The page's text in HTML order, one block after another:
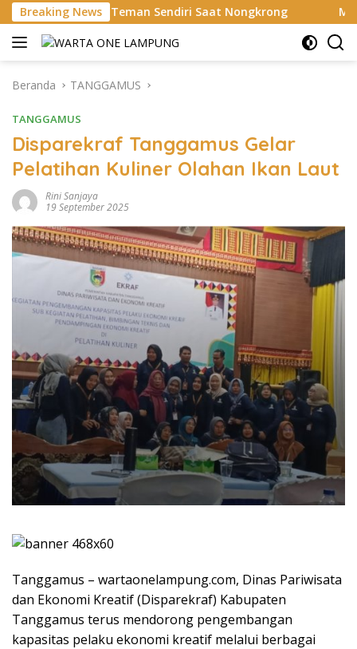
Langsung
ke
konten
Breaking News
Teman Sendiri Saat Nongkrong MV Cape San Juan
Beranda TANGGAMUS
TANGGAMUS
Disparekraf Tanggamus Gelar
Pelatihan Kuliner Olahan Ikan Laut
Rini Sanjaya
19 September 2025
Tanggamus – wartaonelampung.com, Dinas Pariwisata
dan Ekonomi Kreatif (Disparekraf) Kabupaten
Tanggamus terus mendorong pengembangan
kapasitas pelaku ekonomi kreatif melalui berbagai